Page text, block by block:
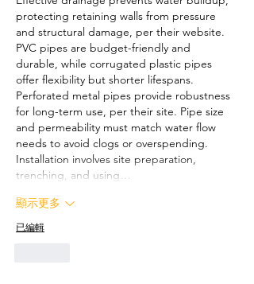
protecting retaining walls from pressure
and structural damage, per their website.
PVC pipes are budget-friendly and
durable, while corrugated plastic pipes
offer flexibility but shorter lifespans.
Perforated metal pipes provide robustness
for long-term use, per their site. Pipe size
and permeability must match water flow
needs to avoid clogs or overspending.
Installation involves site preparation,
trenching, and using…
顯示更多
已編輯